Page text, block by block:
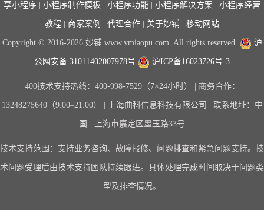
享小程序 小程序制作模板 小程序功能 小程序解决方案 小程序经营
教程 商家案例 代理合作 关于妙铺 移动网站
Copyright © 2016-2026 妙铺 www.vmiaopu.com. All rights reserved. 沪
公网安备 31011402007978号 沪ICP备16023726号-3
400技术支持热线：400-998-7529（7×24小时） | 商务合作：
13248275640（9:00–21:00） | 上海曲科信息科技有限公司 | 联系地址：中
国 . 上海市嘉定区墨玉路33号
技术支持范围：支持业务咨询、故障报修、问题排查和紧急问题支持。技
术问题受理后由技术支持团队持续跟进。具体处理完成时间取决于问题类
型及排查情况。